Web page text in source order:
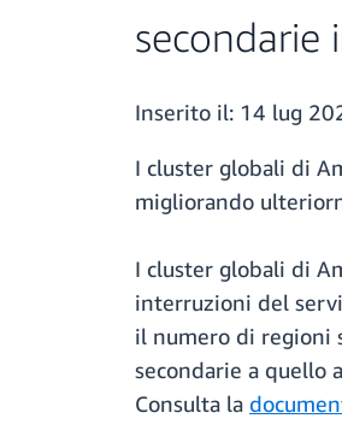
secondarie
Inserito il: 14 lug
I cluster globali di
migliorando
I cluster globali di
interruzioni del
il numero di regioni
secondarie a quello
Consulta la